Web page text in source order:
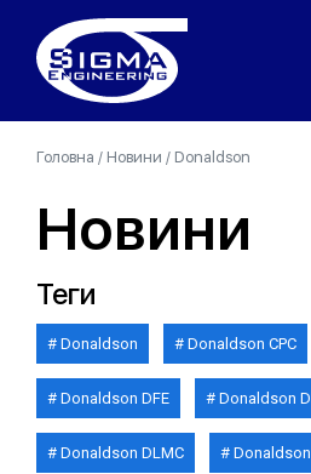
Головна / Новини / Donaldson
Новини
Теги
Donaldson Donaldson CPC
Donaldson DFE Donaldson
Donaldson DLMC